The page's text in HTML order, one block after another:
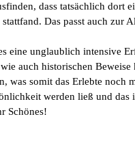
dass tatsächlich dort
stattfand. Das passt auch zur
eine unglaublich intensive
auch historischen
was somit das Erlebte noch
werden ließ und das
Schönes!